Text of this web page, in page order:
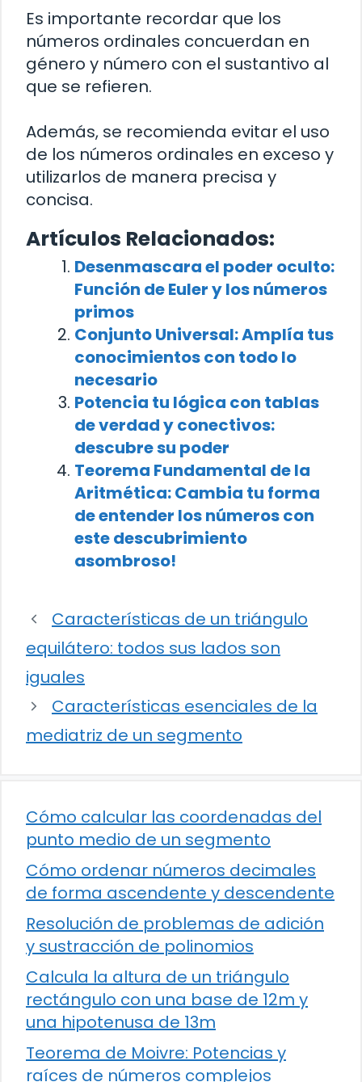
Es importante recordar que los
números ordinales concuerdan en
género y número con el sustantivo al
que se refieren.
Además, se recomienda evitar el uso
de los números ordinales en exceso y
utilizarlos de manera precisa y
concisa.
Artículos Relacionados:
Desenmascara el poder oculto:
Función de Euler y los números
primos
Conjunto Universal: Amplía tus
conocimientos con todo lo
necesario
Potencia tu lógica con tablas
de verdad y conectivos:
descubre su poder
Teorema Fundamental de la
Aritmética: Cambia tu forma
de entender los números con
este descubrimiento
asombroso!
Características de un triángulo
equilátero: todos sus lados son
iguales
Características esenciales de la
mediatriz de un segmento
Cómo calcular las coordenadas del
punto medio de un segmento
Cómo ordenar números decimales
de forma ascendente y descendente
Resolución de problemas de adición
y sustracción de polinomios
Calcula la altura de un triángulo
rectángulo con una base de 12m y
una hipotenusa de 13m
Teorema de Moivre: Potencias y
raíces de números complejos